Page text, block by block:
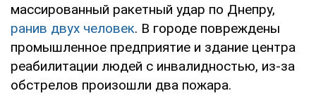
массированный ракетный удар по Днепру,
ранив двух человек. В городе повреждены
промышленное предприятие и здание центра
реабилитации людей с инвалидностью, из-за
обстрелов произошли два пожара.